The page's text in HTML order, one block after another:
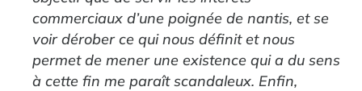
commerciaux d’une poignée de nantis, et se
voir dérober ce qui nous définit et nous
permet de mener une existence qui a du sens
à cette fin me paraît scandaleux. Enfin,